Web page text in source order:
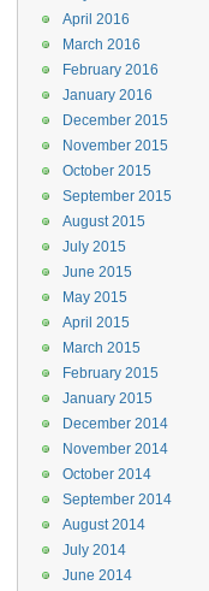
April 2016
March 2016
February 2016
January 2016
December 2015
November 2015
October 2015
September 2015
August 2015
July 2015
June 2015
May 2015
April 2015
March 2015
February 2015
January 2015
December 2014
November 2014
October 2014
September 2014
August 2014
July 2014
June 2014